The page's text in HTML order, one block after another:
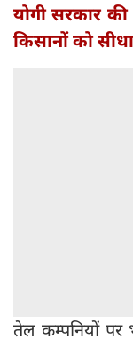
योगी सरकार की
किसानों को
तेल कम्पनियों